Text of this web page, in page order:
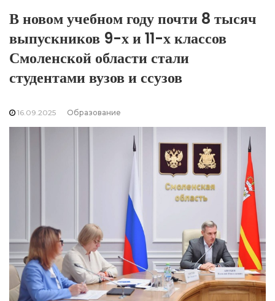
В новом учебном году почти 8 тысяч
выпускников 9-х и 11-х классов
Смоленской области стали
студентами вузов и ссузов
16.09.2025 Образование